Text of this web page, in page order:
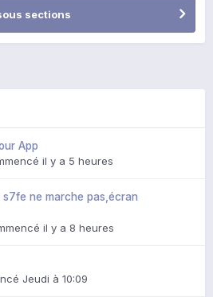
sections
App
il y a 5 heures
ne marche pas,écran
il y a 8 heures
Jeudi à 10:09